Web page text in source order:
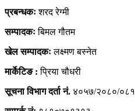
प्रबन्धकःशरद रेग्मी
सम्पादकःबिमल गौतम
खेल सम्पादकःलक्ष्मण बस्नेत
मार्केटिङ :प्रिया चौधरी
सूचना विभाग दर्ता नं. ४०५७/२०८०/०८१